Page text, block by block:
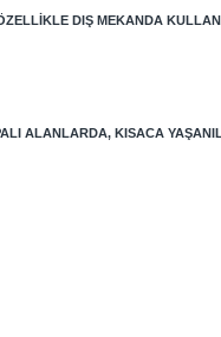
DIŞ MEKANDA
ALANLARDA, KISACA